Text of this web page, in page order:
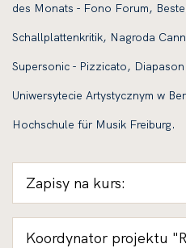
des Monats - Fono Forum,
Schallplattenkritik, Nagroda
Supersonic - Pizzicato,
Uniwersytecie Artystycznym w
Hochschule für Musik Freiburg.
Zapisy na kurs:
Koordynator projektu